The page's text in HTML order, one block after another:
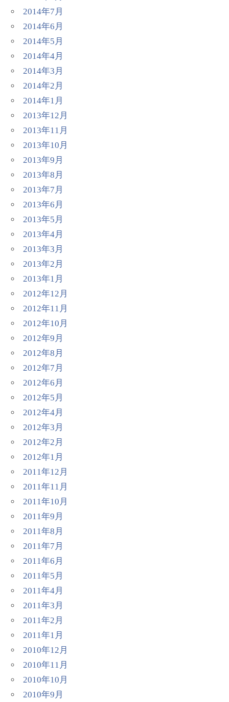
2014年7月
2014年6月
2014年5月
2014年4月
2014年3月
2014年2月
2014年1月
2013年12月
2013年11月
2013年10月
2013年9月
2013年8月
2013年7月
2013年6月
2013年5月
2013年4月
2013年3月
2013年2月
2013年1月
2012年12月
2012年11月
2012年10月
2012年9月
2012年8月
2012年7月
2012年6月
2012年5月
2012年4月
2012年3月
2012年2月
2012年1月
2011年12月
2011年11月
2011年10月
2011年9月
2011年8月
2011年7月
2011年6月
2011年5月
2011年4月
2011年3月
2011年2月
2011年1月
2010年12月
2010年11月
2010年10月
2010年9月